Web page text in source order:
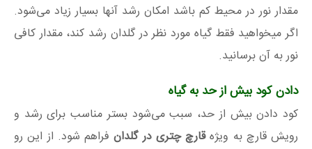
مقدار نور در محیط کم باشد امکان رشد آنها بسیار زیاد می‌شود.
اگر میخواهید فقط گیاه مورد نظر در گلدان رشد کند، مقدار کافی
نور به آن برسانید.
دادن کود بیش از حد به گیاه
کود دادن بیش از حد، سبب می‌شود بستر مناسب برای رشد و
رویش قارچ به ویژهقارچ چتری در گلدانفراهم شود. از این رو